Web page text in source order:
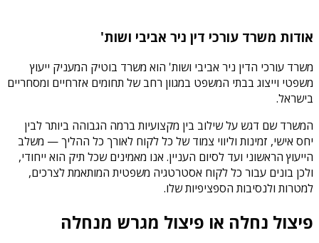
אודות משרד עורכי דין ניר אביבי ושות'
משרד עורכי הדין ניר אביבי ושות' הוא משרד בוטיק המעניק ייעוץ
משפטי וייצוג בבתי המשפט במגוון רחב של תחומים אזרחיים ומסחריים
בישראל.
המשרד שם דגש על שילוב בין מקצועיות ברמה הגבוהה ביותר לבין
יחס אישי, זמינות וליווי צמוד של כל לקוח לאורך כל ההליך — משלב
הייעוץ הראשוני ועד לסיום העניין. אנו מאמינים שכל תיק הוא ייחודי,
ולכן בונים עבור כל לקוח אסטרטגיה משפטית המותאמת לצרכים,
למטרות ולנסיבות הספציפיות שלו.
פיצול נחלה או פיצול מגרש מנחלה